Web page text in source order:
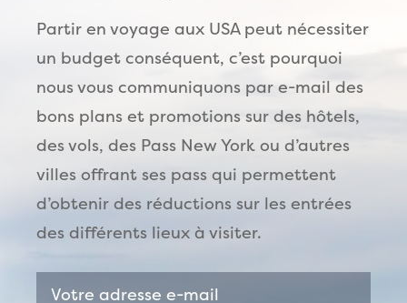
Partir en voyage aux USA peut nécessiter
un budget conséquent, c’est pourquoi
nous vous communiquons par e-mail des
bons plans et promotions sur des hôtels,
des vols, des Pass New York ou d’autres
villes offrant ses pass qui permettent
d’obtenir des réductions sur les entrées
des différents lieux à visiter.